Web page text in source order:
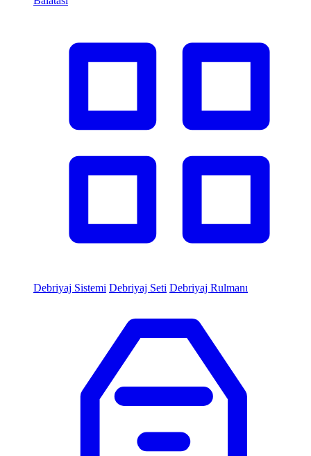
Debriyaj Sistemi Debriyaj Seti Debriyaj Rulmanı